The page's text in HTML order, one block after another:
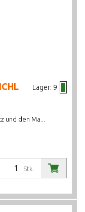
Lager: 9
und den Ma...
Stk.